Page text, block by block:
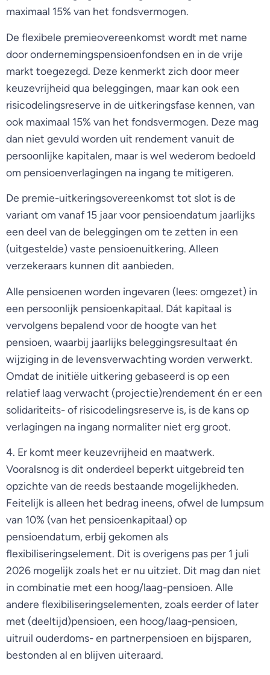
maximaal 15% van het fondsvermogen.
De flexibele premieovereenkomst wordt met name
door ondernemingspensioenfondsen en in de vrije
markt toegezegd. Deze kenmerkt zich door meer
keuzevrijheid qua beleggingen, maar kan ook een
risicodelingsreserve in de uitkeringsfase kennen, van
ook maximaal 15% van het fondsvermogen. Deze mag
dan niet gevuld worden uit rendement vanuit de
persoonlijke kapitalen, maar is wel wederom bedoeld
om pensioenverlagingen na ingang te mitigeren.
De premie-uitkeringsovereenkomst tot slot is de
variant om vanaf 15 jaar voor pensioendatum jaarlijks
een deel van de beleggingen om te zetten in een
(uitgestelde) vaste pensioenuitkering. Alleen
verzekeraars kunnen dit aanbieden.
Alle pensioenen worden ingevaren (lees: omgezet) in
een persoonlijk pensioenkapitaal. Dát kapitaal is
vervolgens bepalend voor de hoogte van het
pensioen, waarbij jaarlijks beleggingsresultaat én
wijziging in de levensverwachting worden verwerkt.
Omdat de initiële uitkering gebaseerd is op een
relatief laag verwacht (projectie)rendement én er een
solidariteits- of risicodelingsreserve is, is de kans op
verlagingen na ingang normaliter niet erg groot.
4. Er komt meer keuzevrijheid en maatwerk.
Vooralsnog is dit onderdeel beperkt uitgebreid ten
opzichte van de reeds bestaande mogelijkheden.
Feitelijk is alleen het bedrag ineens, ofwel de lumpsum
van 10% (van het pensioenkapitaal) op
pensioendatum, erbij gekomen als
flexibiliseringselement. Dit is overigens pas per 1 juli
2026 mogelijk zoals het er nu uitziet. Dit mag dan niet
in combinatie met een hoog/laag-pensioen. Alle
andere flexibiliseringselementen, zoals eerder of later
met (deeltijd)pensioen, een hoog/laag-pensioen,
uitruil ouderdoms- en partnerpensioen en bijsparen,
bestonden al en blijven uiteraard.